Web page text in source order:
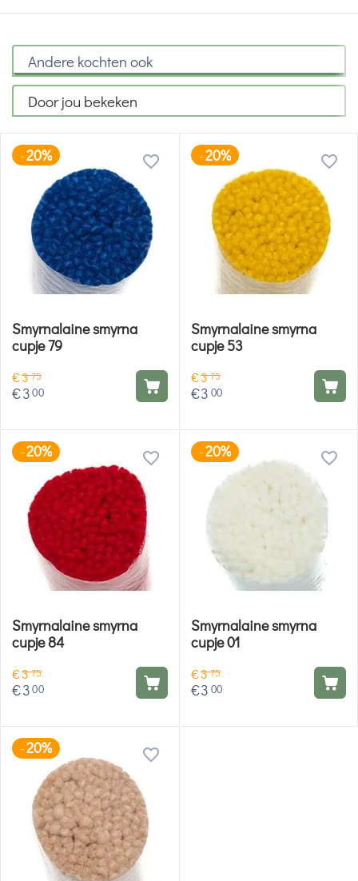
Andere kochten ook
Door jou bekeken
-20%
Smyrnalaine smyrna
cupje 79
€375
€300
-20%
Smyrnalaine smyrna
cupje 53
€375
€3 00
-20%
Smyrnalaine smyrna
cupje 84
€375
€300
-20%
Smyrnalaine smyrna
cupje 01
€375
€3 00
-20%